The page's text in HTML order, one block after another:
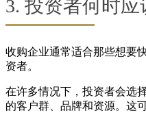
3. 投资者何时应
收购企业通常适合那些想要
资者。
在许多情况下，投资者会选
的客户群、品牌和资源。这